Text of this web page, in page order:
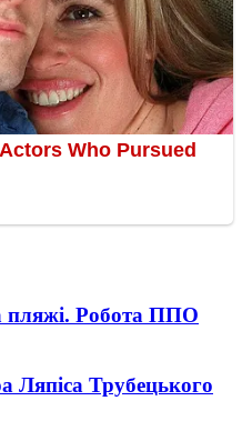
пляжі. Робота ППО
Ляпіса Трубецького